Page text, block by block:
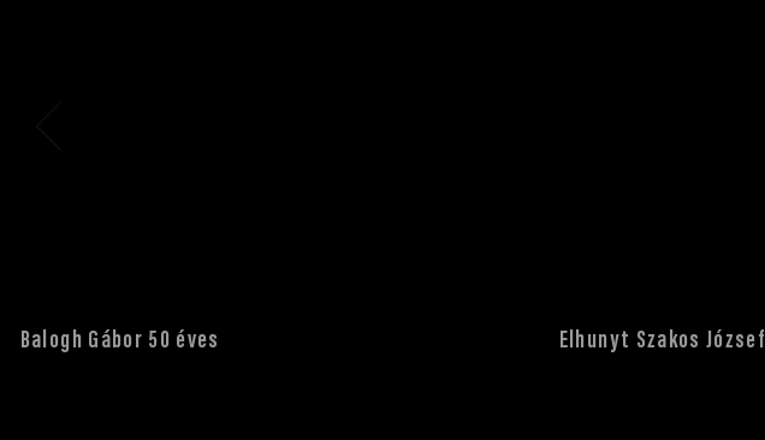
Balogh Gábor 50 éves Elhunyt Szakos József